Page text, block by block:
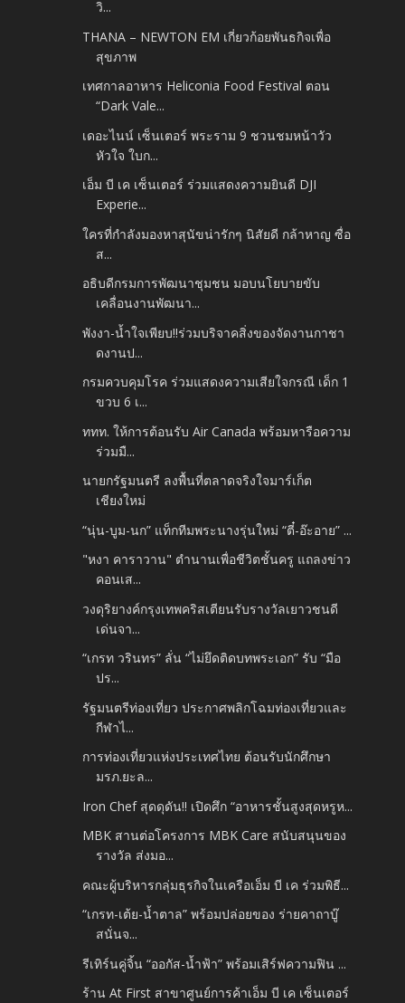
วิ...
THANA – NEWTON EM เกี่ยวก้อยพันธกิจเพื่อ
สุขภาพ
เทศกาลอาหาร Heliconia Food Festival ตอน
“Dark Vale...
เดอะไนน์ เซ็นเตอร์ พระราม 9 ชวนชมหน้าวัว
หัวใจ ใบก...
เอ็ม บี เค เซ็นเตอร์ ร่วมแสดงความยินดี DJI
Experie...
ใครที่กำลังมองหาสุนัขน่ารักๆ นิสัยดี กล้าหาญ ซื่อ
ส...
อธิบดีกรมการพัฒนาชุมชน มอบนโยบายขับ
เคลื่อนงานพัฒนา...
พังงา-น้ำใจเพียบ!!ร่วมบริจาคสิ่งของจัดงานกาชา
ดงานป...
กรมควบคุมโรค ร่วมแสดงความเสียใจกรณี เด็ก 1
ขวบ 6 เ...
ททท. ให้การต้อนรับ Air Canada พร้อมหารือความ
ร่วมมื...
นายกรัฐมนตรี ลงพื้นที่ตลาดจริงใจมาร์เก็ต
เชียงใหม่
“นุ่น-บูม-นก” แท็กทีมพระนางรุ่นใหม่ “ตี๋-อ๊ะอาย” ...
"หงา คาราวาน" ตำนานเพื่อชีวิตชั้นครู แถลงข่าว
คอนเส...
วงดุริยางค์กรุงเทพคริสเตียนรับรางวัลเยาวชนดี
เด่นจา...
“เกรท วรินทร” ลั่น “ไม่ยึดติดบทพระเอก” รับ “มือ
ปร...
รัฐมนตรีท่องเที่ยว ประกาศพลิกโฉมท่องเที่ยวและ
กีฬาไ...
การท่องเที่ยวแห่งประเทศไทย ต้อนรับนักศึกษา
มรภ.ยะล...
Iron Chef สุดดุดัน!! เปิดศึก “อาหารชั้นสูงสุดหรูห...
MBK สานต่อโครงการ MBK Care สนับสนุนของ
รางวัล ส่งมอ...
คณะผู้บริหารกลุ่มธุรกิจในเครือเอ็ม บี เค ร่วมพิธี...
“เกรท-เต้ย-น้ำตาล” พร้อมปล่อยของ ร่ายคาถาบู๊
สนั่นจ...
รีเทิร์นคู่จิ้น “ออกัส-น้ำฟ้า” พร้อมเสิร์ฟความฟิน ...
ร้าน At First สาขาศูนย์การค้าเอ็ม บี เค เซ็นเตอร์